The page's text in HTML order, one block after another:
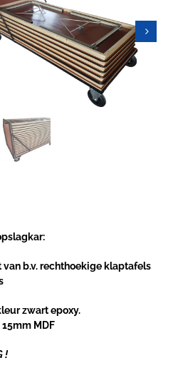
van b.v. rechthoekige klaptafels
zwart epoxy.
MDF
!